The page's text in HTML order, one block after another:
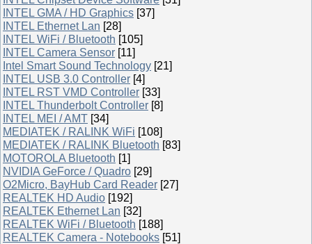
INTEL GMA / HD Graphics [37]
INTEL Ethernet Lan [28]
INTEL WiFi / Bluetooth [105]
INTEL Camera Sensor [11]
Intel Smart Sound Technology [21]
INTEL USB 3.0 Controller [4]
INTEL RST VMD Controller [33]
INTEL Thunderbolt Controller [8]
INTEL MEI / AMT [34]
MEDIATEK / RALINK WiFi [108]
MEDIATEK / RALINK Bluetooth [83]
MOTOROLA Bluetooth [1]
NVIDIA GeForce / Quadro [29]
O2Micro, BayHub Card Reader [27]
REALTEK HD Audio [192]
REALTEK Ethernet Lan [32]
REALTEK WiFi / Bluetooth [188]
REALTEK Camera - Notebooks [51]